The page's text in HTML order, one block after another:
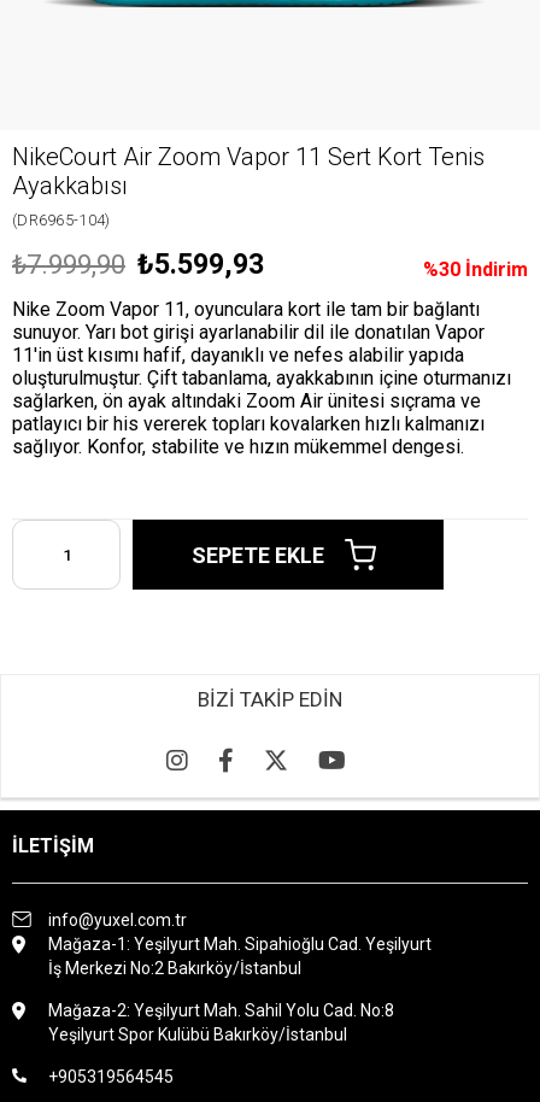
NikeCourt Air Zoom Vapor 11 Sert Kort Tenis
Ayakkabısı
(DR6965-104)
%30 İndirim
₺7.999,90 ₺5.599,93
Nike Zoom Vapor 11, oyunculara kort ile tam bir bağlantı
sunuyor. Yarı bot girişi ayarlanabilir dil ile donatılan Vapor
11'in üst kısımı hafif, dayanıklı ve nefes alabilir yapıda
oluşturulmuştur. Çift tabanlama, ayakkabının içine oturmanızı
sağlarken, ön ayak altındaki Zoom Air ünitesi sıçrama ve
patlayıcı bir his vererek topları kovalarken hızlı kalmanızı
sağlıyor. Konfor, stabilite ve hızın mükemmel dengesi.
BİZİ TAKİP EDİN
İLETİŞİM
info@yuxel.com.tr
Mağaza-1: Yeşilyurt Mah. Sipahioğlu Cad. Yeşilyurt
İş Merkezi No:2 Bakırköy/İstanbul
Mağaza-2: Yeşilyurt Mah. Sahil Yolu Cad. No:8
Yeşilyurt Spor Kulübü Bakırköy/İstanbul
+905319564545